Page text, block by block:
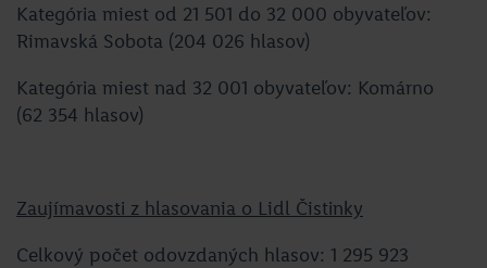
Kategória miest od 21 501 do 32 000 obyvateľov:
Rimavská Sobota (204 026 hlasov)
Kategória miest nad 32 001 obyvateľov: Komárno
(62 354 hlasov)
Zaujímavosti z hlasovania o Lidl Čistinky
Celkový počet odovzdaných hlasov: 1 295 923